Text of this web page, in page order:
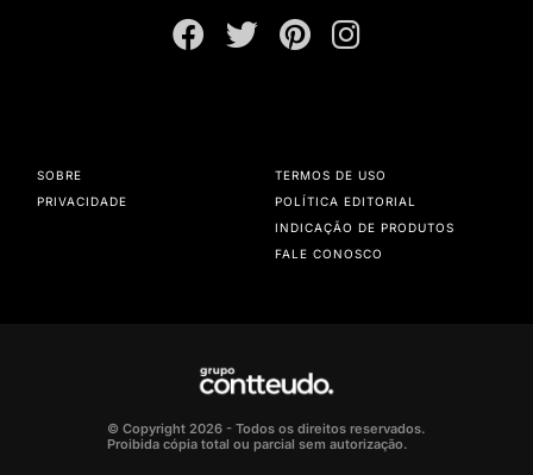
SOBRE
PRIVACIDADE
TERMOS DE USO
POLÍTICA EDITORIAL
INDICAÇÃO DE PRODUTOS
FALE CONOSCO
© Copyright 2026 - Todos os direitos reservados.
Proibida cópia total ou parcial sem autorização.